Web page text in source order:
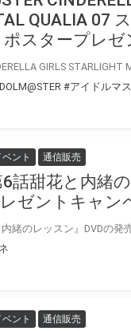
QUALIA 07
スタープレゼ
#アイドルマ
ント 通信販売
6話甜花と内緒
ゼントキャン
ント 通信販売